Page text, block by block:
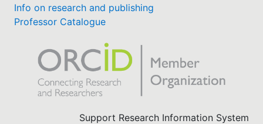
Info on research and publishing
Professor Catalogue
Support Research Information System